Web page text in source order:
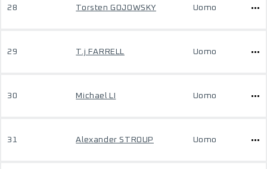
28 Torsten GOJOWSKY Uomo
29 T.j FARRELL Uomo
30 Michael LI Uomo
31 Alexander STROUP Uomo